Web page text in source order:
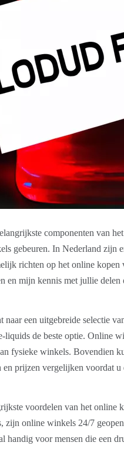
componenten van
gebeuren. In Nederland zijn
richten op het online
en mijn kennis met jullie
naar een uitgebreide selectie
liquids de beste optie. Online
fysieke winkels. Bovendien
en prijzen vergelijken voordat u
voordelen van het online
zijn online winkels 24/7
handig voor mensen die een